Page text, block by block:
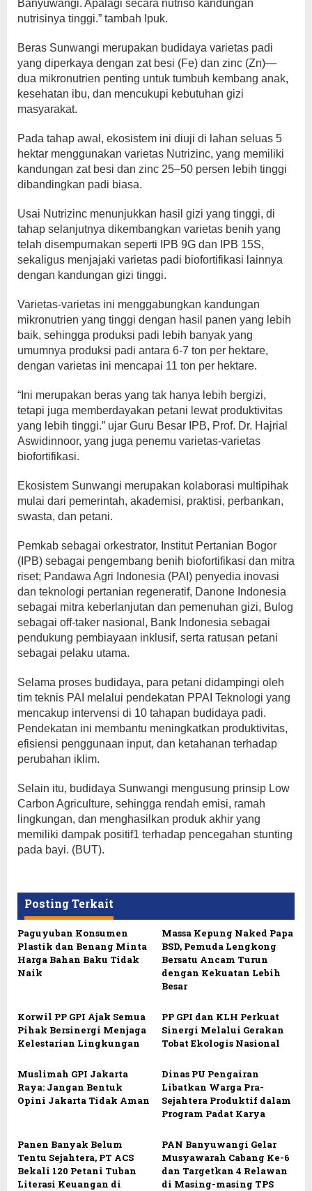
Banyuwangi. Apalagi secara nutriso kandungan
nutrisinya tinggi.” tambah Ipuk.
Beras Sunwangi merupakan budidaya varietas padi
yang diperkaya dengan zat besi (Fe) dan zinc (Zn)—
dua mikronutrien penting untuk tumbuh kembang anak,
kesehatan ibu, dan mencukupi kebutuhan gizi
masyarakat.
Pada tahap awal, ekosistem ini diuji di lahan seluas 5
hektar menggunakan varietas Nutrizinc, yang memiliki
kandungan zat besi dan zinc 25–50 persen lebih tinggi
dibandingkan padi biasa.
Usai Nutrizinc menunjukkan hasil gizi yang tinggi, di
tahap selanjutnya dikembangkan varietas benih yang
telah disempurnakan seperti IPB 9G dan IPB 15S,
sekaligus menjajaki varietas padi biofortifikasi lainnya
dengan kandungan gizi tinggi.
Varietas-varietas ini menggabungkan kandungan
mikronutrien yang tinggi dengan hasil panen yang lebih
baik, sehingga produksi padi lebih banyak yang
umumnya produksi padi antara 6-7 ton per hektare,
dengan varietas ini mencapai 11 ton per hektare.
“Ini merupakan beras yang tak hanya lebih bergizi,
tetapi juga memberdayakan petani lewat produktivitas
yang lebih tinggi.” ujar Guru Besar IPB, Prof. Dr. Hajrial
Aswidinnoor, yang juga penemu varietas-varietas
biofortifikasi.
Ekosistem Sunwangi merupakan kolaborasi multipihak
mulai dari pemerintah, akademisi, praktisi, perbankan,
swasta, dan petani.
Pemkab sebagai orkestrator, Institut Pertanian Bogor
(IPB) sebagai pengembang benih biofortifikasi dan mitra
riset; Pandawa Agri Indonesia (PAI) penyedia inovasi
dan teknologi pertanian regeneratif, Danone Indonesia
sebagai mitra keberlanjutan dan pemenuhan gizi, Bulog
sebagai off-taker nasional, Bank Indonesia sebagai
pendukung pembiayaan inklusif, serta ratusan petani
sebagai pelaku utama.
Selama proses budidaya, para petani didampingi oleh
tim teknis PAI melalui pendekatan PPAI Teknologi yang
mencakup intervensi di 10 tahapan budidaya padi.
Pendekatan ini membantu meningkatkan produktivitas,
efisiensi penggunaan input, dan ketahanan terhadap
perubahan iklim.
Selain itu, budidaya Sunwangi mengusung prinsip Low
Carbon Agriculture, sehingga rendah emisi, ramah
lingkungan, dan menghasilkan produk akhir yang
memiliki dampak positif1 terhadap pencegahan stunting
pada bayi. (BUT).
Posting Terkait
Paguyuban Konsumen
Plastik dan Benang Minta
Harga Bahan Baku Tidak
Naik
Massa Kepung Naked Papa
BSD, Pemuda Lengkong
Bersatu Ancam Turun
dengan Kekuatan Lebih
Besar
Korwil PP GPI Ajak Semua
Pihak Bersinergi Menjaga
Kelestarian Lingkungan
PP GPI dan KLH Perkuat
Sinergi Melalui Gerakan
Tobat Ekologis Nasional
Muslimah GPI Jakarta
Raya: Jangan Bentuk
Opini Jakarta Tidak Aman
Dinas PU Pengairan
Libatkan Warga Pra-
Sejahtera Produktif dalam
Program Padat Karya
Panen Banyak Belum
Tentu Sejahtera, PT ACS
Bekali 120 Petani Tuban
Literasi Keuangan di
PAN Banyuwangi Gelar
Musyawarah Cabang Ke-6
dan Targetkan 4 Relawan
di Masing-masing TPS